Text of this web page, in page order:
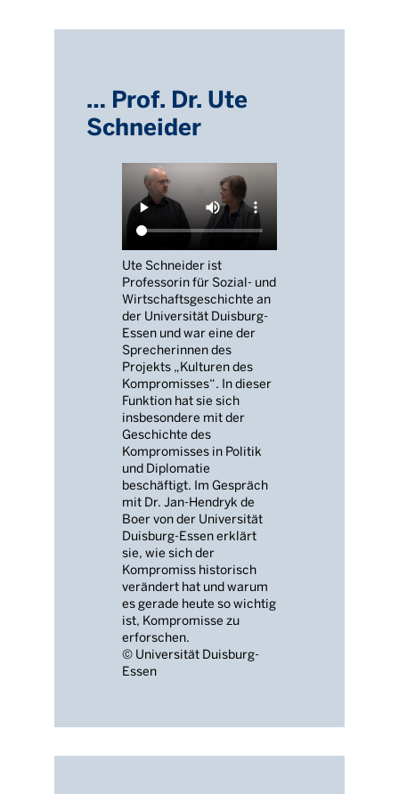
… Prof. Dr. Ute
Schneider
Ute Schneider ist
Professorin für Sozial- und
Wirtschaftsgeschichte an
der Universität Duisburg-
Essen und war eine der
Sprecherinnen des
Projekts „Kulturen des
Kompromisses“. In dieser
Funktion hat sie sich
insbesondere mit der
Geschichte des
Kompromisses in Politik
und Diplomatie
beschäftigt. Im Gespräch
mit Dr. Jan-Hendryk de
Boer von der Universität
Duisburg-Essen erklärt
sie, wie sich der
Kompromiss historisch
verändert hat und warum
es gerade heute so wichtig
ist, Kompromisse zu
erforschen.
© Universität Duisburg-
Essen